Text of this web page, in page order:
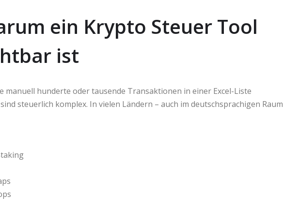
ein Krypto Steuer Tool
ist
manuell hunderte oder tausende Transaktionen in einer Excel-Liste
steuerlich komplex. In vielen Ländern – auch im deutschsprachigen Raum